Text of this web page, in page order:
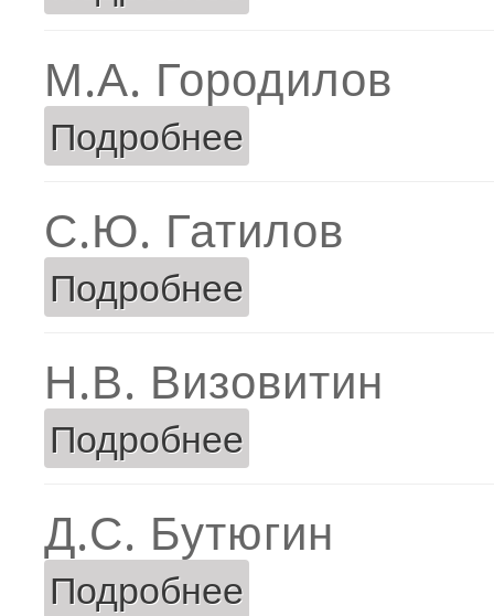
М.А. Городилов
Подробнее
С.Ю. Гатилов
Подробнее
Н.В. Визовитин
Подробнее
Д.С. Бутюгин
Подробнее